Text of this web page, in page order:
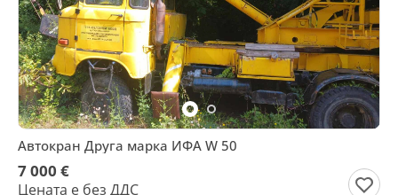
Автокран Друга марка ИФА W 50
7 000 €
Цената е без ДДС